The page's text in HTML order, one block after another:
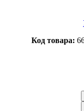
Код товара: